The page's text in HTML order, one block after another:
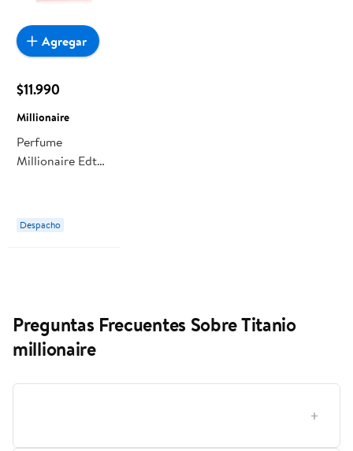
$11.990
Millionaire
Perfume
Millionaire Edt
Despacho
Agregar
Preguntas Frecuentes Sobre Titanio
millionaire